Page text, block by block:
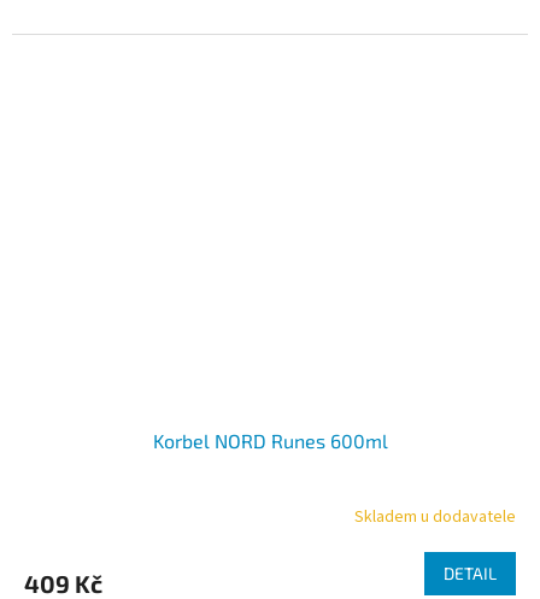
Korbel NORD Runes 600ml
Skladem u dodavatele
409 Kč DETAIL